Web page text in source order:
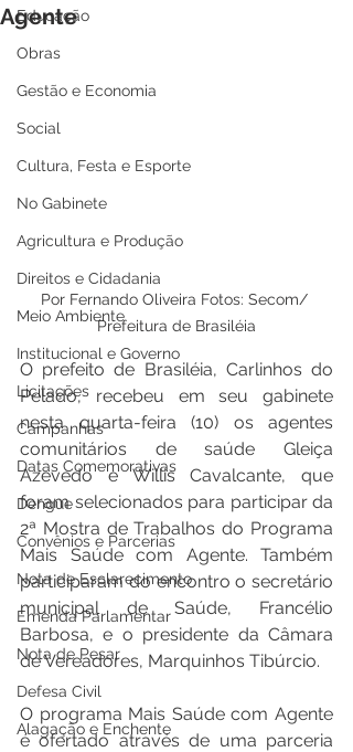
Educação
Obras
Gestão e Economia
Social
Cultura, Festa e Esporte
No Gabinete
Agricultura e Produção
Direitos e Cidadania
Meio Ambiente
Institucional e Governo
Licitações
Campanhas
Datas Comemorativas
Dengue
Convênios e Parcerias
Nota de Esclarecimento
Emenda Parlamentar
Nota de Pesar
Defesa Civil
Alagação e Enchente
Agente
Por Fernando Oliveira Fotos: Secom/
Prefeitura de Brasiléia
O prefeito de Brasiléia, Carlinhos do
Pelado, recebeu em seu gabinete
nesta quarta-feira (10) os agentes
comunitários de saúde Gleiça
Azevedo e Willis Cavalcante, que
foram selecionados para participar da
2ª Mostra de Trabalhos do Programa
Mais Saúde com Agente. Também
participaram do encontro o secretário
municipal de Saúde, Francélio
Barbosa, e o presidente da Câmara
de Vereadores, Marquinhos Tibúrcio.
O programa Mais Saúde com Agente
é ofertado através de uma parceria